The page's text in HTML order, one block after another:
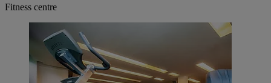
Fitness centre